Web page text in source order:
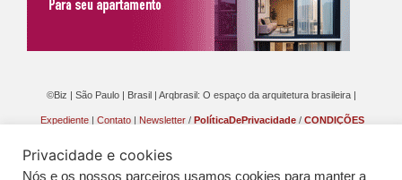
©Biz | São Paulo | Brasil | Arqbrasil: O espaço da arquitetura brasileira |
Expediente | Contato | Newsletter / PolíticaDePrivacidade / CONDIÇÕES
Privacidade e cookies
Nós e os nossos parceiros usamos cookies para manter a